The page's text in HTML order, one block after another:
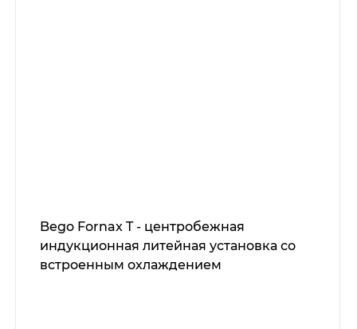
Bego Fornax T - центробежная
индукционная литейная установка со
встроенным охлаждением